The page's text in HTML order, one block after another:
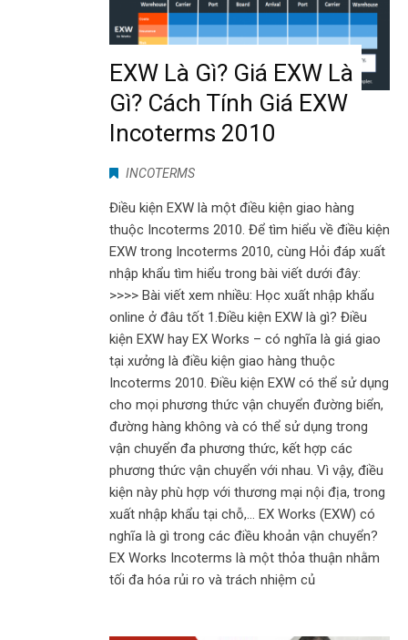
EXW Là Gì? Giá EXW Là
Gì? Cách Tính Giá EXW
Incoterms 2010
INCOTERMS
Điều kiện EXW là một điều kiện giao hàng
thuộc Incoterms 2010. Để tìm hiểu về điều kiện
EXW trong Incoterms 2010, cùng Hỏi đáp xuất
nhập khẩu tìm hiểu trong bài viết dưới đây:
>>>> Bài viết xem nhiều: Học xuất nhập khẩu
online ở đâu tốt 1.Điều kiện EXW là gì? Điều
kiện EXW hay EX Works – có nghĩa là giá giao
tại xưởng là điều kiện giao hàng thuộc
Incoterms 2010. Điều kiện EXW có thể sử dụng
cho mọi phương thức vận chuyển đường biển,
đường hàng không và có thể sử dụng trong
vận chuyển đa phương thức, kết hợp các
phương thức vận chuyển với nhau. Vì vậy, điều
kiện này phù hợp với thương mại nội địa, trong
xuất nhập khẩu tại chỗ,… EX Works (EXW) có
nghĩa là gì trong các điều khoản vận chuyển?
EX Works Incoterms là một thỏa thuận nhằm
tối đa hóa rủi ro và trách nhiệm củ